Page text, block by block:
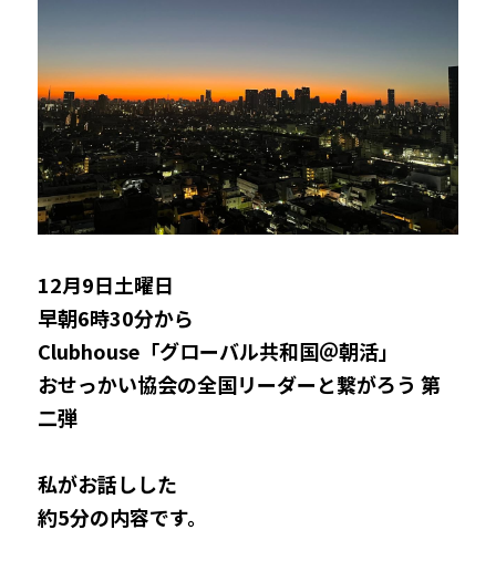
12月9日土曜日
早朝6時30分から
Clubhouse「グローバル共和国＠朝活」
おせっかい協会の全国リーダーと繋がろう 第
二弾
私がお話しした
約5分の内容です。